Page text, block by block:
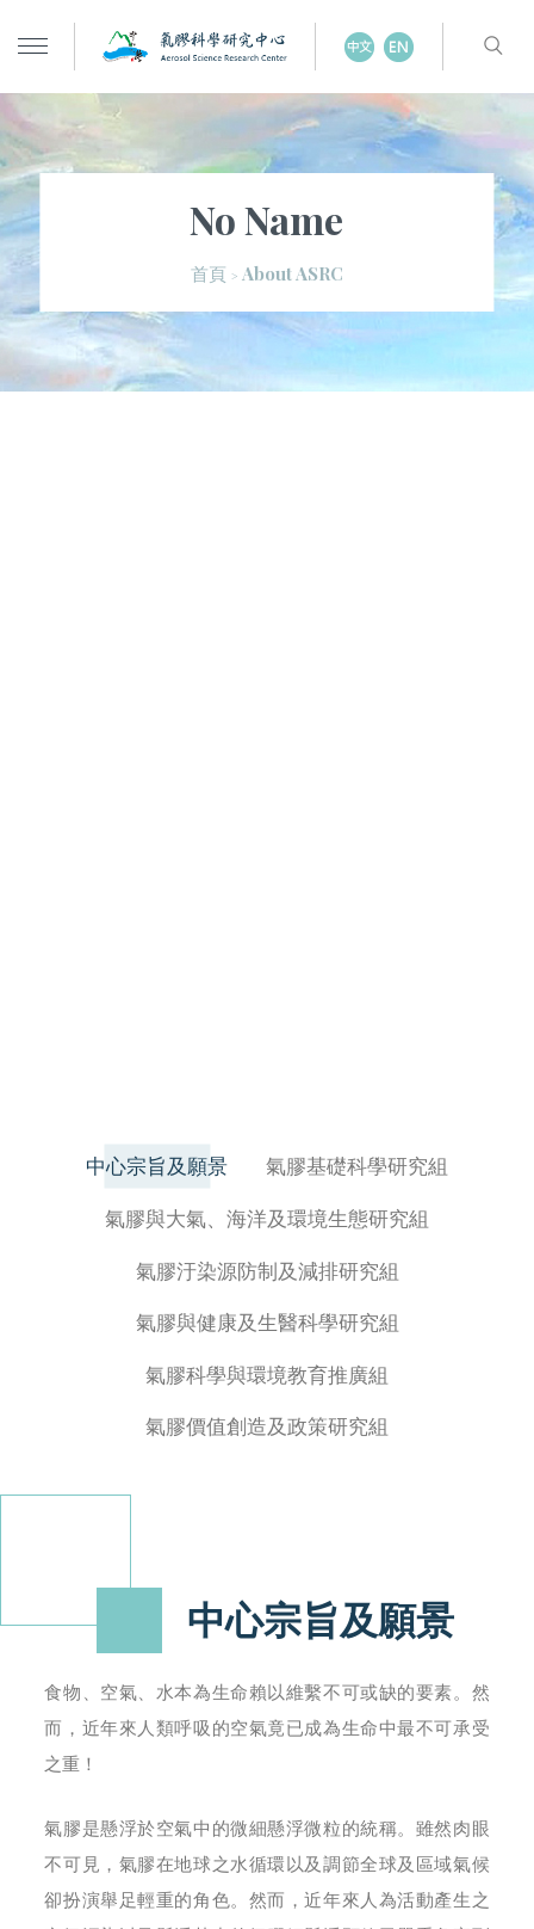
No Name
首頁 > About ASRC
中心宗旨及願景 氣膠基礎科學研究組
氣膠與大氣、海洋及環境生態研究組
氣膠汙染源防制及減排研究組
氣膠與健康及生醫科學研究組
氣膠科學與環境教育推廣組
氣膠價值創造及政策研究組
中心宗旨及願景
食物、空氣、水本為生命賴以維繫不可或缺的要素。然
而，近年來人類呼吸的空氣竟已成為生命中最不可承受
之重！
氣膠是懸浮於空氣中的微細懸浮微粒的統稱。雖然肉眼
不可見，氣膠在地球之水循環以及調節全球及區域氣候
卻扮演舉足輕重的角色。然而，近年來人為活動產生之